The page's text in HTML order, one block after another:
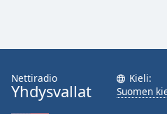
Family
Reset
Nettiradio
Yhdysvallat
Kieli:
Suomen